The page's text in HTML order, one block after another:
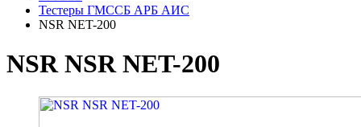
Тестеры ГМССБ АРБ АИС
NSR NET-200
NSR NSR NET-200